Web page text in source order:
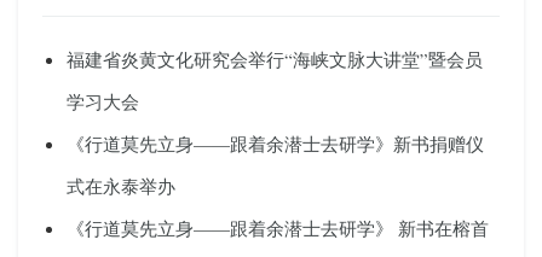
福建省炎黄文化研究会举行“海峡文脉大讲堂”暨会员
学习大会
《行道莫先立身——跟着余潜士去研学》新书捐赠仪
式在永泰举办
《行道莫先立身——跟着余潜士去研学》 新书在榕首